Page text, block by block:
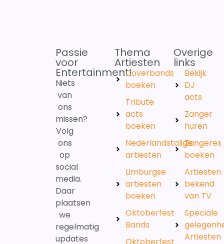
Passie
voor
Entertainment!
Niets
van
ons
missen?
Volg
ons
op
social
media.
Daar
plaatsen
we
regelmatig
updates
Thema
Artiesten
Coverbands
boeken
Tribute
acts
boeken
Nederlandstalige
artiesten
Limburgse
artiesten
boeken
Oktoberfest
Bands
Oktoberfest
Overige
links
Bekijk
DJ
acts
Zanger
huren
Zangeres
boeken
Artiesten
bekend
van TV
Speciale
Artiesten